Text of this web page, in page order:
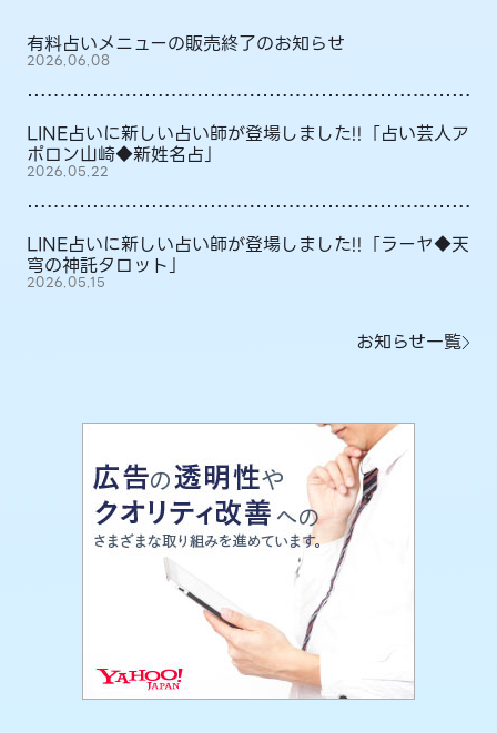
有料占いメニューの販売終了のお知らせ
2026.06.08
LINE占いに新しい占い師が登場しました!!「占い芸人ア
ポロン山崎◆新姓名占」
2026.05.22
LINE占いに新しい占い師が登場しました!!「ラーヤ◆天
穹の神託タロット」
2026.05.15
お知らせ一覧